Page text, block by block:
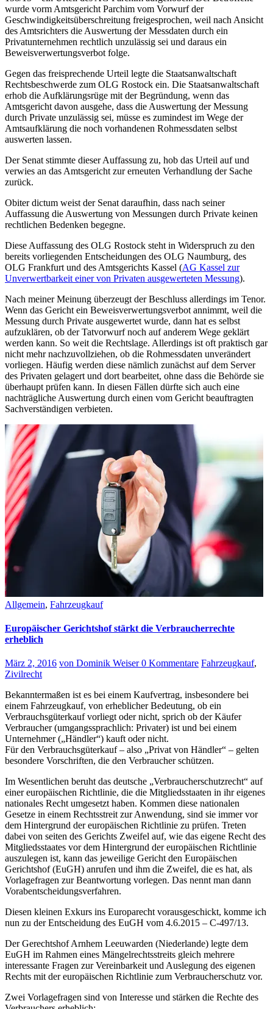
wurde vorm Amtsgericht Parchim vom Vorwurf der
Geschwindigkeitsüberschreitung freigesprochen, weil nach Ansicht
des Amtsrichters die Auswertung der Messdaten durch ein
Privatunternehmen rechtlich unzulässig sei und daraus ein
Beweisverwertungsverbot folge.
Gegen das freisprechende Urteil legte die Staatsanwaltschaft
Rechtsbeschwerde zum OLG Rostock ein. Die Staatsanwaltschaft
erhob die Aufklärungsrüge mit der Begründung, wenn das
Amtsgericht davon ausgehe, dass die Auswertung der Messung
durch Private unzulässig sei, müsse es zumindest im Wege der
Amtsaufklärung die noch vorhandenen Rohmessdaten selbst
auswerten lassen.
Der Senat stimmte dieser Auffassung zu, hob das Urteil auf und
verwies an das Amtsgericht zur erneuten Verhandlung der Sache
zurück.
Obiter dictum weist der Senat daraufhin, dass nach seiner
Auffassung die Auswertung von Messungen durch Private keinen
rechtlichen Bedenken begegne.
Diese Auffassung des OLG Rostock steht in Widerspruch zu den
bereits vorliegenden Entscheidungen des OLG Naumburg, des
OLG Frankfurt und des Amtsgerichts Kassel (AG Kassel zur
Unverwertbarkeit einer von Privaten ausgewerteten Messung).
Nach meiner Meinung überzeugt der Beschluss allerdings im Tenor.
Wenn das Gericht ein Beweisverwertungsverbot annimmt, weil die
Messung durch Private ausgewertet wurde, dann hat es selbst
aufzuklären, ob der Tatvorwurf noch auf anderem Wege geklärt
werden kann. So weit die Rechtslage. Allerdings ist oft praktisch gar
nicht mehr nachzuvollziehen, ob die Rohmessdaten unverändert
vorliegen. Häufig werden diese nämlich zunächst auf dem Server
des Privaten gelagert und dort bearbeitet, ohne dass die Behörde sie
überhaupt prüfen kann. In diesen Fällen dürfte sich auch eine
nachträgliche Auswertung durch einen vom Gericht beauftragten
Sachverständigen verbieten.
Allgemein, Fahrzeugkauf
Europäischer Gerichtshof stärkt die Verbraucherrechte
erheblich
März 2, 2016 von Dominik Weiser0 Kommentare Fahrzeugkauf,
Zivilrecht
Bekanntermaßen ist es bei einem Kaufvertrag, insbesondere bei
einem Fahrzeugkauf, von erheblicher Bedeutung, ob ein
Verbrauchsgüterkauf vorliegt oder nicht, sprich ob der Käufer
Verbraucher (umgangssprachlich: Privater) ist und bei einem
Unternehmer („Händler“) kauft oder nicht.
Für den Verbrauchsgüterkauf – also „Privat von Händler“ – gelten
besondere Vorschriften, die den Verbraucher schützen.
Im Wesentlichen beruht das deutsche „Verbraucherschutzrecht“ auf
einer europäischen Richtlinie, die die Mitgliedsstaaten in ihr eigenes
nationales Recht umgesetzt haben. Kommen diese nationalen
Gesetze in einem Rechtsstreit zur Anwendung, sind sie immer vor
dem Hintergrund der europäischen Richtlinie zu prüfen. Treten
dabei von seiten des Gerichts Zweifel auf, wie das eigene Recht des
Mitgliedsstaates vor dem Hintergrund der europäischen Richtlinie
auszulegen ist, kann das jeweilige Gericht den Europäischen
Gerichtshof (EuGH) anrufen und ihm die Zweifel, die es hat, als
Vorlagefragen zur Beantwortung vorlegen. Das nennt man dann
Vorabentscheidungsverfahren.
Diesen kleinen Exkurs ins Europarecht vorausgeschickt, komme ich
nun zu der Entscheidung des EuGH vom 4.6.2015 – C-497/13.
Der Gerechtshof Arnhem Leeuwarden (Niederlande) legte dem
EuGH im Rahmen eines Mängelrechtsstreits gleich mehrere
interessante Fragen zur Vereinbarkeit und Auslegung des eigenen
Rechts mit der europäischen Richtlinie zum Verbraucherschutz vor.
Zwei Vorlagefragen sind von Interesse und stärken die Rechte des